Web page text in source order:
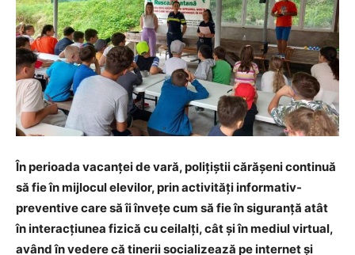
În perioada vacanței de vară, polițiștii cărășeni continuă
să fie în mijlocul elevilor, prin activități informativ-
preventive care să îi învețe cum să fie în siguranță atât
în interacțiunea fizică cu ceilalți, cât și în mediul virtual,
având în vedere că tinerii socializează pe internet și